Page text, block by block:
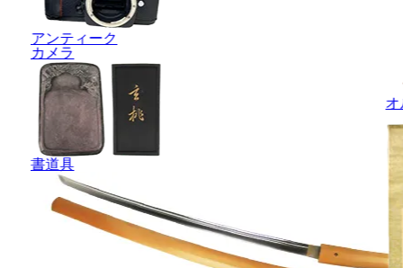
アンティーク
カメラ
書道具
オ